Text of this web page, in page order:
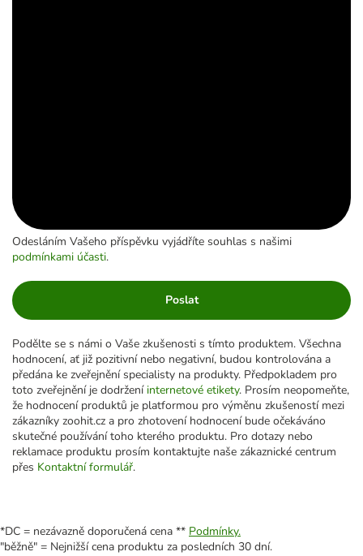
Odesláním Vašeho příspěvku vyjádříte souhlas s našimi
podmínkami účasti.
Poslat
Podělte se s námi o Vaše zkušenosti s tímto produktem. Všechna
hodnocení, ať již pozitivní nebo negativní, budou kontrolována a
předána ke zveřejnění specialisty na produkty. Předpokladem pro
toto zveřejnění je dodržení internetové etikety. Prosím neopomeňte,
že hodnocení produktů je platformou pro výměnu zkušeností mezi
zákazníky zoohit.cz a pro zhotovení hodnocení bude očekáváno
skutečné používání toho kterého produktu. Pro dotazy nebo
reklamace produktu prosím kontaktujte naše zákaznické centrum
přes Kontaktní formulář.
*DC = nezávazně doporučená cena ** Podmínky.
"běžně" = Nejnižší cena produktu za posledních 30 dní.